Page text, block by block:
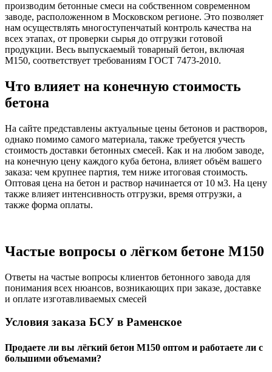
производим бетонные смеси на собственном современном
заводе, расположенном в Московском регионе. Это позволяет
нам осуществлять многоступенчатый контроль качества на
всех этапах, от проверки сырья до отгрузки готовой
продукции. Весь выпускаемый товарный бетон, включая
М150, соответствует требованиям ГОСТ 7473-2010.
Что влияет на конечную стоимость
бетона
На сайте представлены актуальные цены бетонов и растворов,
однако помимо самого материала, также требуется учесть
стоимость доставки бетонных смесей. Как и на любом заводе,
на конечную цену каждого куба бетона, влияет объём вашего
заказа: чем крупнее партия, тем ниже итоговая стоимость.
Оптовая цена на бетон и раствор начинается от 10 м3. На цену
также влияет интенсивность отгрузки, время отгрузки, а
также форма оплаты.
Частые вопросы о лёгком бетоне М150
Ответы на частые вопросы клиентов бетонного завода для
понимания всех нюансов, возникающих при заказе, доставке
и оплате изготавливаемых смесей
Условия заказа БСУ в Раменское
Продаете ли вы лёгкий бетон М150 оптом и работаете ли с
большими объемами?